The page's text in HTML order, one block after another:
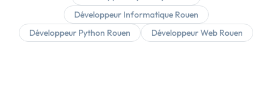
Développeur Informatique Rouen
Développeur Python Rouen
Développeur Web Rouen